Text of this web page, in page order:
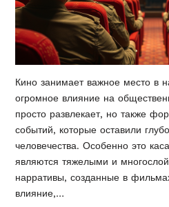
Кино занимает важное место в
огромное влияние на
просто развлекает, но также
событий, которые оставили
человечества. Особенно это
являются тяжелыми и
нарративы, созданные в
влияние,…